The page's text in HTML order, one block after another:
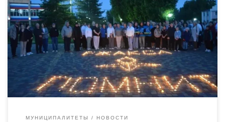
Вечером 21 июня 2026 года, накануне Дня памяти и скорби, в
Ржаксинском муниципальном округе прошла всероссийская
патриотическая акция «Огненные картины войны». Дом
детского творчества присоединился […]
МУНИЦИПАЛИТЕТЫ НОВОСТИ